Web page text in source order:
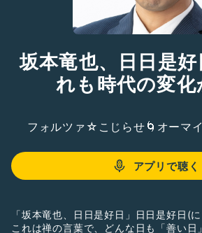
坂本竜也、日日是
れも時代の変化
フォルツァ☆こじらせ🌀オーマ
アプリで聴く
「坂本竜也、日日是好日」日日是好日(
これは禅の言葉で、どんな日も「善い日